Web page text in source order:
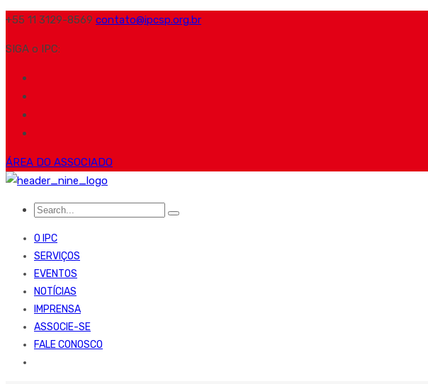
+55 11 3129-8569 contato@ipcsp.org.br
SIGA o IPC:
ÁREA DO ASSOCIADO
O IPC
SERVIÇOS
EVENTOS
NOTÍCIAS
IMPRENSA
ASSOCIE-SE
FALE CONOSCO